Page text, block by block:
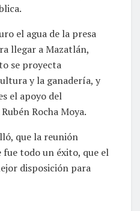
el agua de la presa
llegar a Mazatlán,
se proyecta
y la ganadería, y
el apoyo del
Rocha Moya.
que la reunión
fue todo un éxito, que el
disposición para